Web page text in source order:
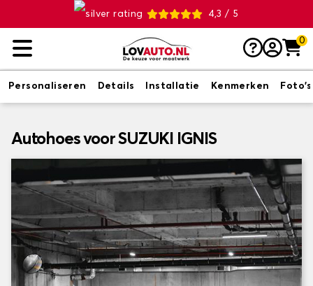
4,3 / 5
0
Personaliseren Details Installatie Kenmerken Foto's
Autohoes voor SUZUKI IGNIS